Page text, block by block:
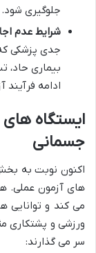
جلوگیری شود.
شرایط عدم
جدی پزشکی
بیماری حاد،
ادامه
ایستگاه
جسمانی
اکنون نوبت به
های آزمون عملی.
می کند و توانایی
ورزشی و پشتکاری
سر می گذارند: